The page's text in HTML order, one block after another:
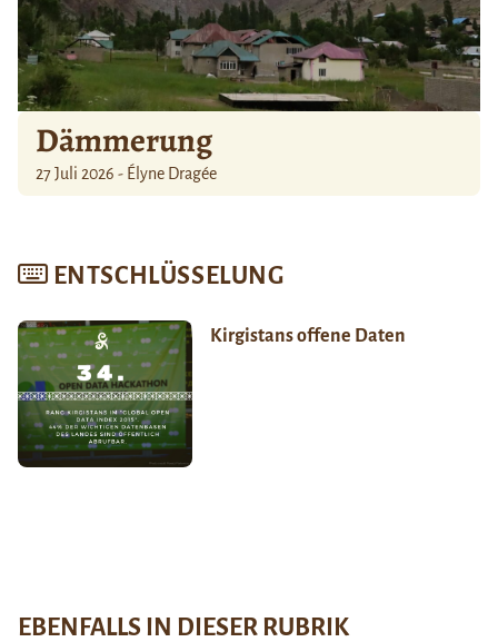
Dämmerung
27 Juli 2026 - Élyne Dragée
ENTSCHLÜSSELUNG
Kirgistans offene Daten
EBENFALLS IN DIESER RUBRIK